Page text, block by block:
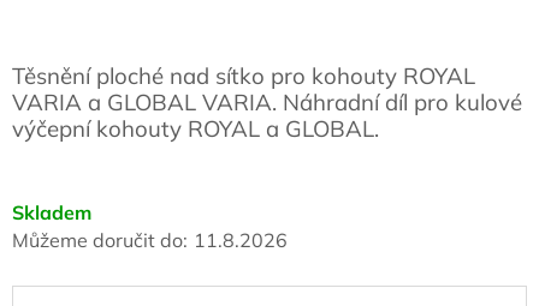
Skladem
Můžeme doručit do: 11.8.2026
Těsnění ploché nad sítko pro kohouty ROYAL
VARIA a GLOBAL VARIA. Náhradní díl pro kulové
výčepní kohouty ROYAL a GLOBAL.